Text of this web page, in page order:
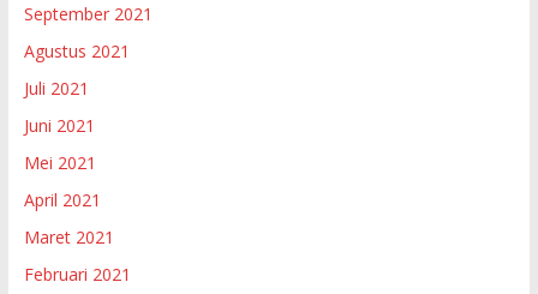
September 2021
Agustus 2021
Juli 2021
Juni 2021
Mei 2021
April 2021
Maret 2021
Februari 2021